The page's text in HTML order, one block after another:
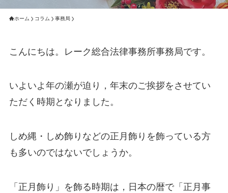
ホーム コラム 事務局
こんにちは。レーク総合法律事務所事務局です。
いよいよ年の瀬が迫り，年末のご挨拶をさせてい
ただく時期となりました。
しめ縄・しめ飾りなどの正月飾りを飾っている方
も多いのではないでしょうか。
「正月飾り」を飾る時期は，日本の暦で「正月事